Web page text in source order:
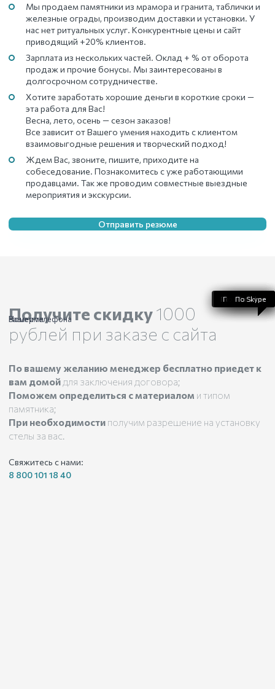
Мы продаем памятники из мрамора и гранита, таблички и
железные ограды, производим доставки и установки. У
нас нет ритуальных услуг. Конкурентные цены и сайт
приводящий +20% клиентов.
Зарплата из нескольких частей. Оклад + % от оборота
продаж и прочие бонусы. Мы заинтересованы в
долгосрочном сотрудничестве.
Хотите заработать хорошие деньги в короткие сроки —
эта работа для Вас!
Весна, лето, осень — сезон заказов!
Все зависит от Вашего умения находить с клиентом
взаимовыгодные решения и творческий подход!
Ждем Вас, звоните, пишите, приходите на
собеседование. Познакомитесь с уже работающими
продавцами. Так же проводим совместные выездные
мероприятия и экскурсии.
Отправить резюме
Получите скидку1000
рублей при заказе с сайта
По вашему желанию менеджер бесплатно приедет к
вам домой для заключения договора;
Поможем определиться с материалом и типом
памятника;
При необходимости получим разрешение на установку
стелы за вас.
Свяжитесь с нами:
8 800 101 18 40
Ваше имя
Номер телефона
По телефону
По WhatsApp
По Telegram
По Viber
По Skype